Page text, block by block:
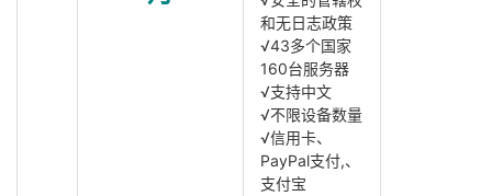
和无日志政策
√43多个国家
160台服务器
√支持中文
√不限设备数量
√信用卡、
PayPal支付,、
支付宝